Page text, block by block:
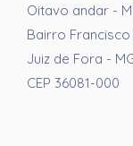
Oitavo andar -
Bairro
Juiz de Fora -
CEP 36081-000